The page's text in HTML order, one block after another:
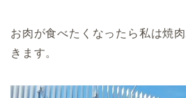
お肉が食べたくなったら私は焼
きます。